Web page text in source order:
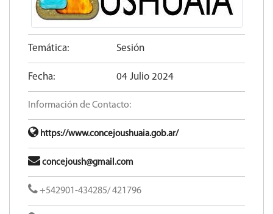
Temática: Sesión
Fecha: 04 Julio 2024
Información de Contacto:
https://www.concejoushuaia.gob.ar/
concejoush@gmail.com
+542901-434285/ 421796